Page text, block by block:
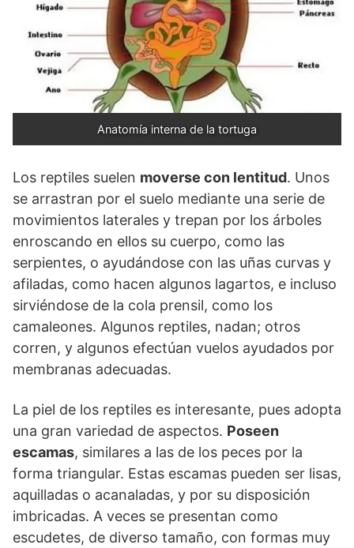
Anatomía interna de la tortuga
Los reptiles suelen moverse con lentitud. Unos
se arrastran por el suelo mediante una serie de
movimientos laterales y trepan por los árboles
enroscando en ellos su cuerpo, como las
serpientes, o ayudándose con las uñas curvas y
afiladas, como hacen algunos lagartos, e incluso
sirviéndose de la cola prensil, como los
camaleones. Algunos reptiles, nadan; otros
corren, y algunos efectúan vuelos ayudados por
membranas adecuadas.
La piel de los reptiles es interesante, pues adopta
una gran variedad de aspectos. Poseen
escamas, similares a las de los peces por la
forma triangular. Estas escamas pueden ser lisas,
aquilladas o acanaladas, y por su disposición
imbricadas. A veces se presentan como
escudetes, de diverso tamaño, con formas muy